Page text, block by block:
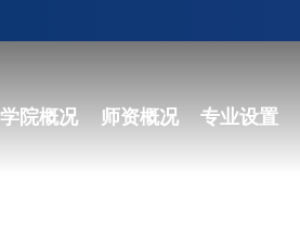
学院概况 师资概况 专业设置